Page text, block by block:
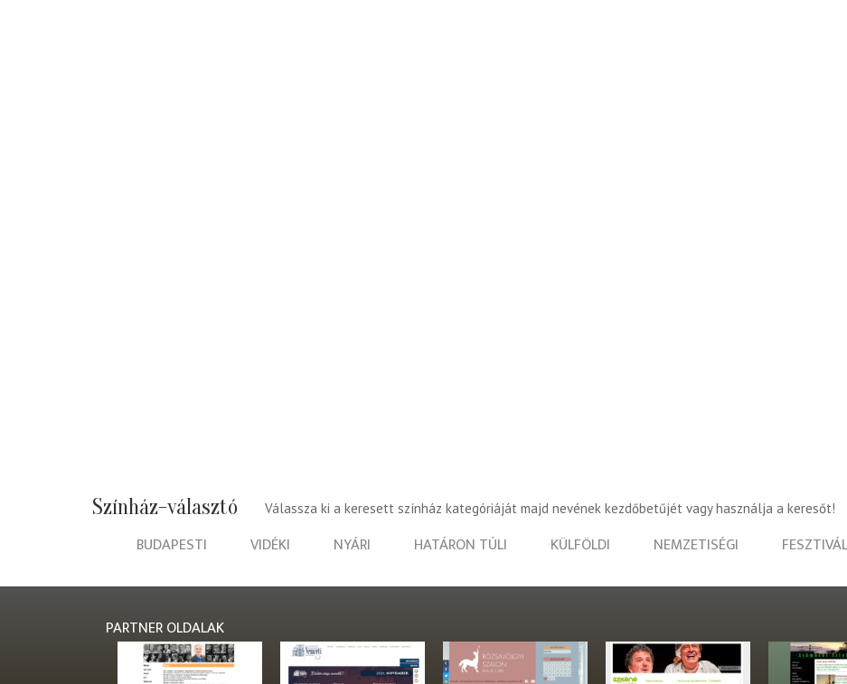
Színház-választó Válassza ki a keresett színház kategóriáját majd nevének kezdőbetűjét vagy használja a keresőt!
BUDAPESTI VIDÉKI NYÁRI HATÁRON TÚLI KÜLFÖLDI NEMZETISÉGI FESZTIVÁL
PARTNER OLDALAK